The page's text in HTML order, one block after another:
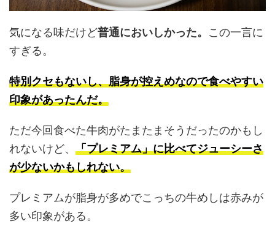
気になる味だけど普通においしかった。 この一言に
すぎる。
特別クセもないし、脂身が控えめなので食べやすい
印象があったんだ。
ただ今回食べた牛肉がたまたまそうだったのかもし
れないけど、 「プレミアム」に比べてジューシーさ
が少ないかもしれない。
プレミアムが脂身が多めでこっちの牛めしは赤みが
多い印象がある。